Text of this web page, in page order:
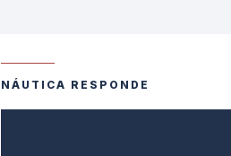
NÁUTICA RESPONDE